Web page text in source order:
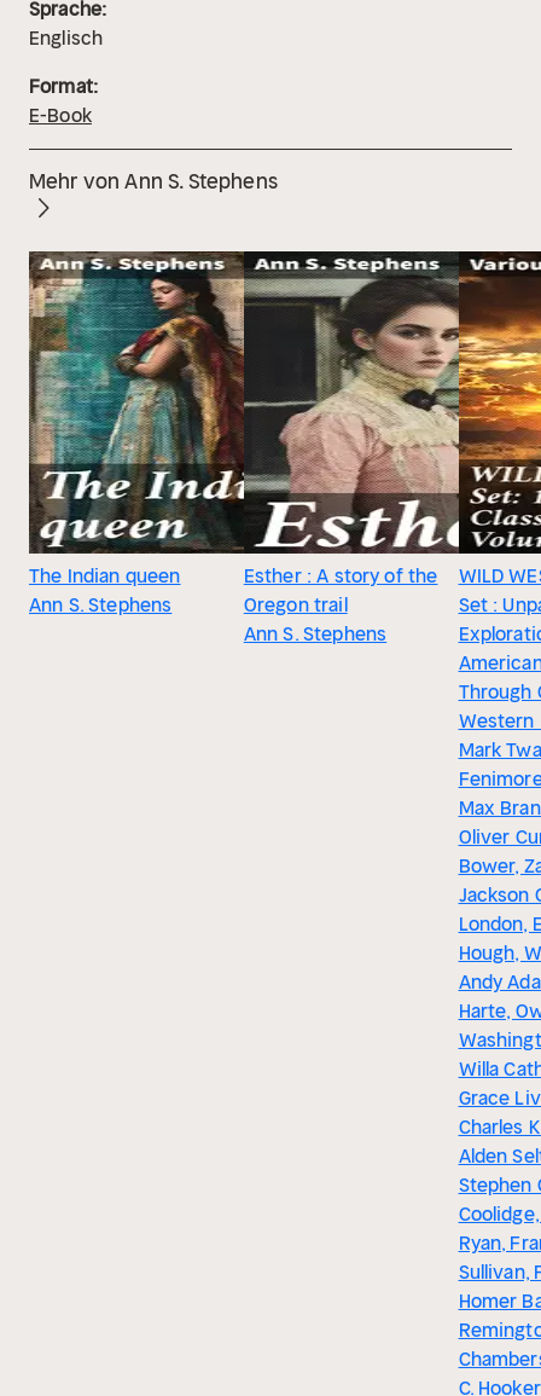
Sprache:
Englisch
Format:
E-Book
Mehr von Ann S. Stephens
The Indian queen
Ann S. Stephens
Esther : A story of the
Oregon trail
Ann S. Stephens
WILD
Set :
Through
Western
Mark
Max
Oliver
Bower,
Jackson
London,
Hough,
Andy
Harte,
Willa
Grace
Charles
Alden
Stephen
Ryan,
Sullivan,
Homer
C.